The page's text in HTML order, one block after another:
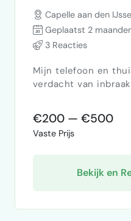
Capelle aan den
Geplaatst 2
3 Reacties
Mijn telefoon en
verdacht van
eengezinswoning met 3
graag een offerte
€200 — €500
Vaste Prijs
Bekijk en